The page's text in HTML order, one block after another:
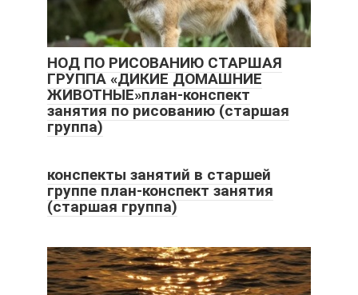
НОД ПО РИСОВАНИЮ СТАРШАЯ
ГРУППА «ДИКИЕ ДОМАШНИЕ
ЖИВОТНЫЕ»план-конспект
занятия по рисованию (старшая
группа)
конспекты занятий в старшей
группе план-конспект занятия
(старшая группа)